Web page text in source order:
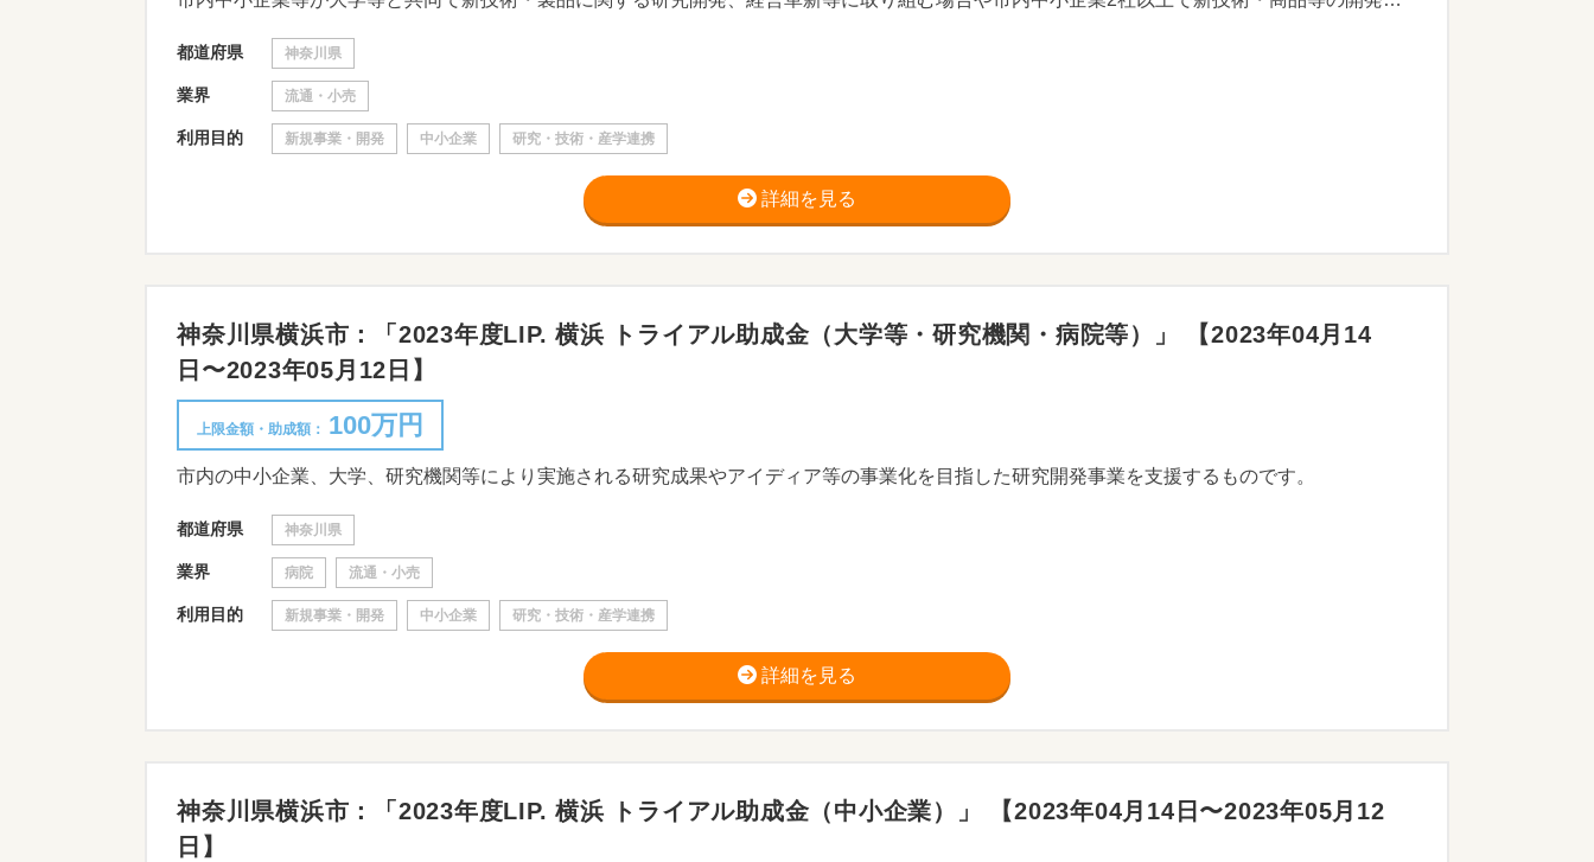
都道府県 神奈川県
業界 流通・小売
利用目的 新規事業・開発 中小企業 研究・技術・産学連携
詳細を見る
神奈川県横浜市：「2023年度LIP. 横浜 トライアル助成金（大学等・研究機関・病院等）」 【2023年04月14
日〜2023年05月12日】
上限金額・助成額： 100万円
市内の中小企業、大学、研究機関等により実施される研究成果やアイディア等の事業化を目指した研究開発事業を支援するものです。
都道府県 神奈川県
業界 病院 流通・小売
利用目的 新規事業・開発 中小企業 研究・技術・産学連携
詳細を見る
神奈川県横浜市：「2023年度LIP. 横浜 トライアル助成金（中小企業）」 【2023年04月14日〜2023年05月12
日】